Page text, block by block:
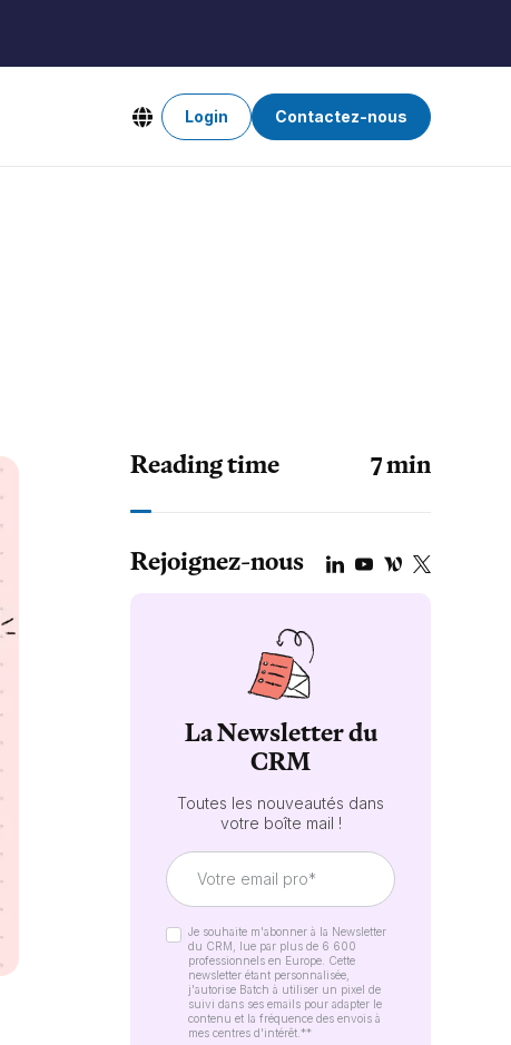
Login Contactez-nous
Reading time 7min
Rejoignez-nous
La Newsletter du
CRM
Toutes les nouveautés dans
votre boîte mail !
Je souhaite m'abonner à la Newsletter
du CRM, lue par plus de 6 600
professionnels en Europe. Cette
newsletter étant personnalisée,
j'autorise Batch à utiliser un pixel de
suivi dans ses emails pour adapter le
contenu et la fréquence des envois à
mes centres d'intérêt.**